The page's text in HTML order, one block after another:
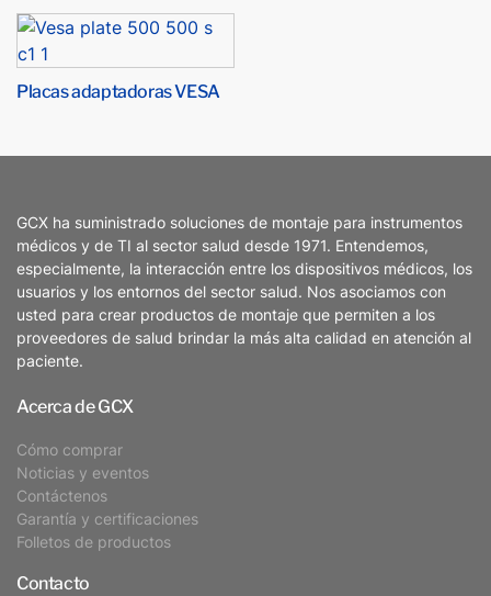
Placas adaptadoras VESA
GCX ha suministrado soluciones de montaje para instrumentos
médicos y de TI al sector salud desde 1971. Entendemos,
especialmente, la interacción entre los dispositivos médicos, los
usuarios y los entornos del sector salud. Nos asociamos con
usted para crear productos de montaje que permiten a los
proveedores de salud brindar la más alta calidad en atención al
paciente.
Acerca de GCX
Cómo comprar
Noticias y eventos
Contáctenos
Garantía y certificaciones
Folletos de productos
Contacto